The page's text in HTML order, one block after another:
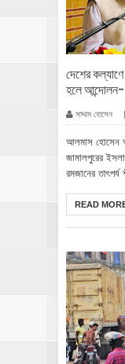
দেশের
হলে আন্দোলন-
সাদ্দাম হোসেন
আলমাস হোসেন
জামালপুরের
রমজানের
READ